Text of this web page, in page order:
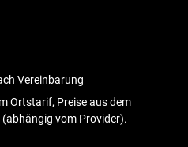
Vereinbarung
Ortstarif, Preise aus dem
vom Provider).